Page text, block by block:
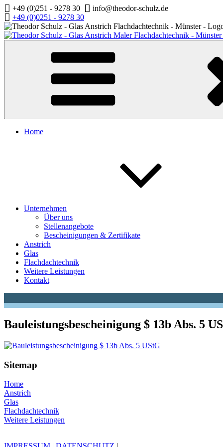
Zum
Inhalt
springen
+49 (0)251 - 9278 30
info@theodor-schulz.de
+49 (0)0251 - 9278 30
Home
Unternehmen
Über uns
Stellenangebote
Bescheinigungen & Zertifikate
Anstrich
Glas
Flachdachtechnik
Weitere Leistungen
Kontakt
Bauleistungsbescheinigung $ 13b Abs. 5
Sitemap
Home
Anstrich
Glas
Flachdachtechnik
Weitere Leistungen